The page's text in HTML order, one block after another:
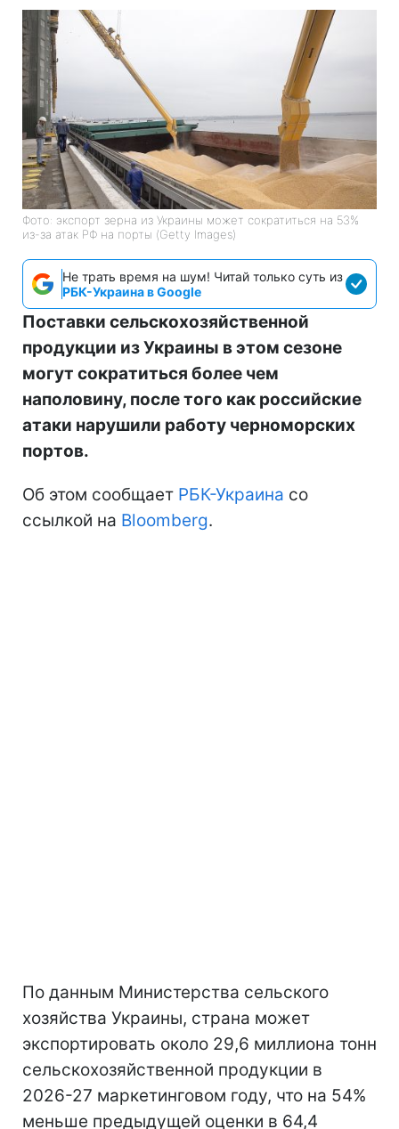
Фото: экспорт зерна из Украины может сократиться на 53%
из-за атак РФ на порты (Getty Images)
Не трать время на шум! Читай только суть из
РБК-Украина в Google
Поставки сельскохозяйственной
продукции из Украины в этом сезоне
могут сократиться более чем
наполовину, после того как российские
атаки нарушили работу черноморских
портов.
Об этом сообщает РБК-Украина со
ссылкой на Bloomberg.
По данным Министерства сельского
хозяйства Украины, страна может
экспортировать около 29,6 миллиона тонн
сельскохозяйственной продукции в
2026-27 маркетинговом году, что на 54%
меньше предыдущей оценки в 64,4